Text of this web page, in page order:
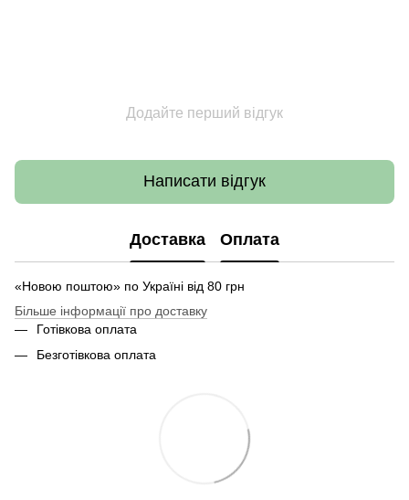
Додайте перший відгук
Написати відгук
Доставка Оплата
«Новою поштою» по Україні від 80 грн
Більше інформації про доставку
Готівкова оплата
Безготівкова оплата